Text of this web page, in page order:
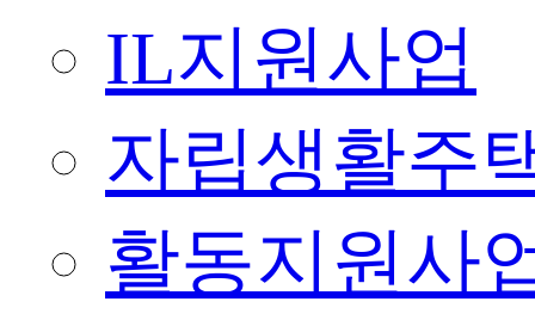
IL지원사업
자립생활주
활동지원사